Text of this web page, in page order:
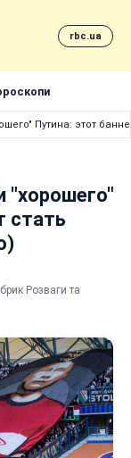
rbc.ua
Путина: этот
"хорошего"
стать
Розваги та